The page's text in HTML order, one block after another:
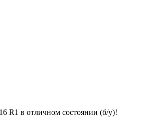
R1 в отличном состоянии (б/у)!